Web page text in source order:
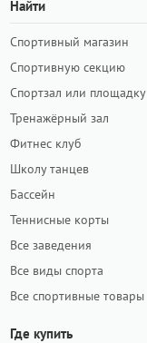
Найти
Спортивный магазин
Спортивную секцию
Спортзал или площадку
Тренажёрный зал
Фитнес клуб
Школу танцев
Бассейн
Теннисные корты
Все заведения
Все виды спорта
Все спортивные товары
Где купить